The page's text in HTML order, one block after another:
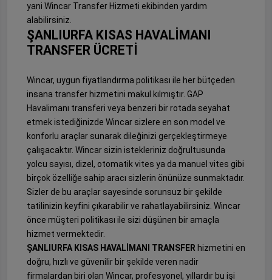
yani Wincar Transfer Hizmeti ekibinden yardım
alabilirsiniz.
ŞANLIURFA KISAS HAVALİMANI
TRANSFER ÜCRETİ
Wincar, uygun fiyatlandırma politikası ile her bütçeden
insana transfer hizmetini makul kılmıştır. GAP
Havalimanı transferi veya benzeri bir rotada seyahat
etmek istediğinizde Wincar sizlere en son model ve
konforlu araçlar sunarak dileğinizi gerçekleştirmeye
çalışacaktır. Wincar sizin istekleriniz doğrultusunda
yolcu sayısı, dizel, otomatik vites ya da manuel vites gibi
birçok özelliğe sahip aracı sizlerin önünüze sunmaktadır.
Sizler de bu araçlar sayesinde sorunsuz bir şekilde
tatilinizin keyfini çıkarabilir ve rahatlayabilirsiniz. Wincar
önce müşteri politikası ile sizi düşünen bir amaçla
hizmet vermektedir.
ŞANLIURFA KISAS HAVALİMANI TRANSFER hizmetini en
doğru, hızlı ve güvenilir bir şekilde veren nadir
firmalardan biri olan Wincar, profesyonel, yıllardır bu işi